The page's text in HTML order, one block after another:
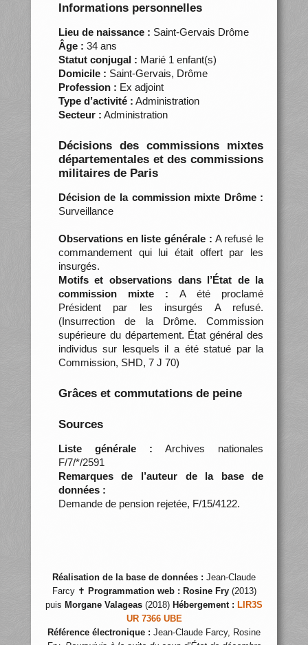
Informations personnelles
Lieu de naissance : Saint-Gervais Drôme
Âge : 34 ans
Statut conjugal : Marié 1 enfant(s)
Domicile : Saint-Gervais, Drôme
Profession : Ex adjoint
Type d’activité : Administration
Secteur : Administration
Décisions des commissions mixtes
départementales et des commissions
militaires de Paris
Décision de la commission mixte Drôme :
Surveillance
Observations en liste générale : A refusé le
commandement qui lui était offert par les
insurgés.
Motifs et observations dans l’État de la
commission mixte : A été proclamé
Président par les insurgés A refusé.
(Insurrection de la Drôme. Commission
supérieure du département. État général des
individus sur lesquels il a été statué par la
Commission, SHD, 7 J 70)
Grâces et commutations de peine
Sources
Liste générale : Archives nationales
F/7/*/2591
Remarques de l’auteur de la base de
données :
Demande de pension rejetée, F/15/4122.
Réalisation de la base de données : Jean-Claude
Farcy ✝ Programmation web : Rosine Fry(2013)
puis Morgane Valageas (2018) Hébergement : LIR3S
UR 7366 UBE
Référence électronique : Jean-Claude Farcy, Rosine